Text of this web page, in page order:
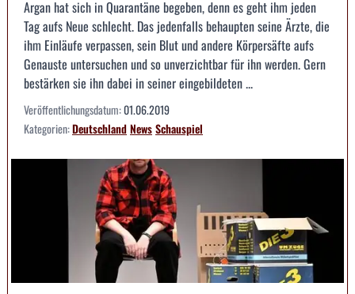
Argan hat sich in Quarantäne begeben, denn es geht ihm jeden
Tag aufs Neue schlecht. Das jedenfalls behaupten seine Ärzte, die
ihm Einläufe verpassen, sein Blut und andere Körpersäfte aufs
Genauste untersuchen und so unverzichtbar für ihn werden. Gern
bestärken sie ihn dabei in seiner eingebildeten ...
Veröffentlichungsdatum:01.06.2019
Kategorien:DeutschlandNewsSchauspiel